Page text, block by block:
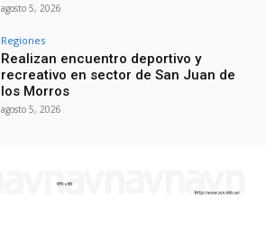
agosto 5, 2026
Regiones
Realizan encuentro deportivo y
recreativo en sector de San Juan de
los Morros
agosto 5, 2026